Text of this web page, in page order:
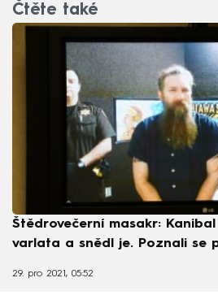
Čtěte také
Štědrovečerní masakr:
varlata a snědl je. Poznali se
29. pro 2021, 05:52